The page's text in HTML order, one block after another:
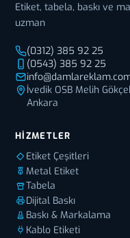
Etiket, tabela, baskı ve
uzman
(0312) 385 92 25
(0543) 385 92 25
İvedik OSB Melih
Ankara
HIZMETLER
Etiket Çeşitleri
Metal Etiket
Tabela
Dijital Baskı
Baskı & Markalama
Kablo Etiketi